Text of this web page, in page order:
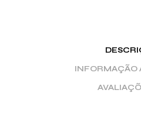
INFORMAÇÃO